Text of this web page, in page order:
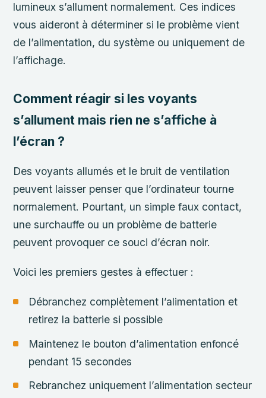
lumineux s’allument normalement. Ces indices
vous aideront à déterminer si le problème vient
de l’alimentation, du système ou uniquement de
l’affichage.
Comment réagir si les voyants
s’allument mais rien ne s’affiche à
l’écran ?
Des voyants allumés et le bruit de ventilation
peuvent laisser penser que l’ordinateur tourne
normalement. Pourtant, un simple faux contact,
une surchauffe ou un problème de batterie
peuvent provoquer ce souci d’écran noir.
Voici les premiers gestes à effectuer :
Débranchez complètement l’alimentation et
retirez la batterie si possible
Maintenez le bouton d’alimentation enfoncé
pendant 15 secondes
Rebranchez uniquement l’alimentation secteur